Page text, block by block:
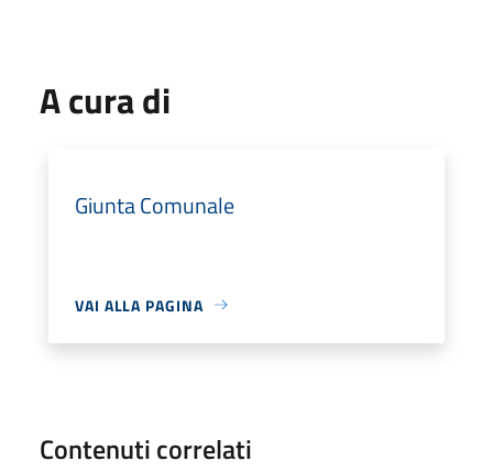
A cura di
Giunta Comunale
VAI ALLA PAGINA
Contenuti correlati